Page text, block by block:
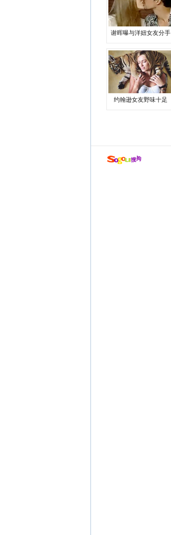
谢晖曝与洋妞女友分手
约翰逊女友野味十足